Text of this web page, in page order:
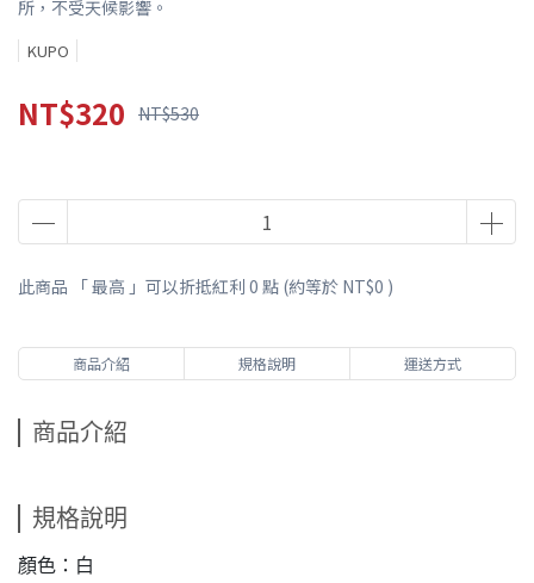
所，不受天候影響。
KUPO
NT$320 NT$530
此商品 「 最高 」可以折抵紅利 0 點 (約等於 NT$0 )
商品介紹 規格說明 運送方式
商品介紹
規格說明
顏色：白